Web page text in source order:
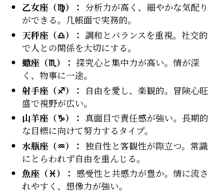
乙女座（♍）： 分析力が高く、細やかな気配り
ができる。几帳面で実務的。
天秤座（♎）： 調和とバランスを重視。社交的
で人との関係を大切にする。
蠍座（♏）： 探究心と集中力が高い。情が深
く、物事に一途。
射手座（♐）：
自由を愛し、楽観的。冒険心旺
盛で視野が広い。
山羊座（♑）： 真面目で責任感が強い。長期的
な目標に向けて努力するタイプ。
水瓶座（♒）： 独自性と客観性が際立つ。常識
にとらわれず自由を重んじる。
魚座（♓）： 感受性と共感力が豊か。情に流さ
れやすく、想像力が強い。